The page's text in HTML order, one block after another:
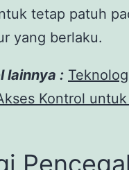
tetap patuh
yang berlaku.
lainnya :
Kontrol untuk